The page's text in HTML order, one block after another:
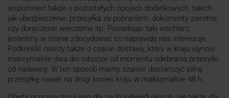
wspomnieć także o pozostałych opcjach dodatkowych, takich
jak ubezpieczenie, przesyłka za pobraniem, dokumenty zwrotne,
czy doręczenie wieczorne itp. Posiadając taki wachlarz,
jesteśmy w stanie zdecydować co naprawdę nas interesuje.
Podkreślić należy także o czasie dostawy, który w kraju wynosi
maksymalnie dwa dni robocze od momentu odebrania przesyłki
od nadawcy. W ten sposób mamy szanse dostarczyć pilną
przesyłkę nawet na drugi koniec kraju w maksymalnie 48 h.